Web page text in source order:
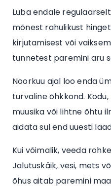
Luba endale
mõnest rahulikust
kirjutamisest või
tunnetest paremini aru
Noorkuu ajal loo enda
turvaline õhkkond.
muusika või lihtne õhtu
aidata sul end uuesti
Kui võimalik, veeda
Jalutuskäik, vesi, mets
õhus aitab paremini